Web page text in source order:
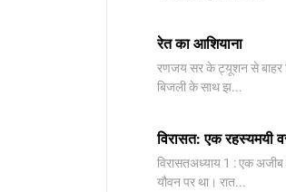
रेत का आशियाना
रणजय सर के ट्यूशन से बाहर
बिजली के साथ झ...
विरासत: एक रहस्यमयी
विरासतअध्याय 1 : एक
यौवन पर था। रात...